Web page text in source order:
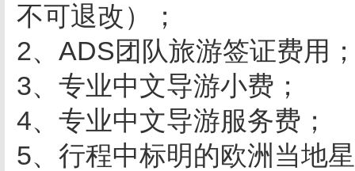
不可退改）；
2、ADS团队旅游签证费用
3、专业中文导游小费；
4、专业中文导游服务费；
5、行程中标明的欧洲当地